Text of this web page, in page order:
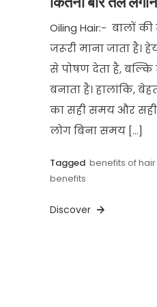
Oiling Hair:- बालों
जरूरी माना जाता
से पोषण देता है,
बनाता है। हालांकि,
का सही समय और
लोग बिना समय […]
Tagged benefits of hair
benefits
Discover